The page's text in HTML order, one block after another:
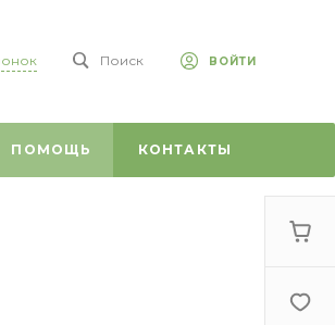
Поиск ВОЙТИ
ПОМОЩЬ КОНТАКТЫ